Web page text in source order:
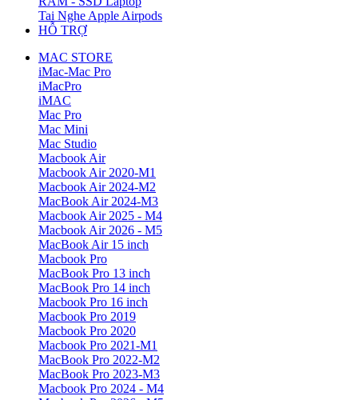
Tai Nghe Apple Airpods
HỖ TRỢ
MAC STORE
iMac-Mac Pro
iMacPro
iMAC
Mac Pro
Mac Mini
Mac Studio
Macbook Air
Macbook Air 2020-M1
Macbook Air 2024-M2
MacBook Air 2024-M3
Macbook Air 2025 - M4
Macbook Air 2026 - M5
MacBook Air 15 inch
Macbook Pro
MacBook Pro 13 inch
MacBook Pro 14 inch
Macbook Pro 16 inch
Macbook Pro 2019
Macbook Pro 2020
Macbook Pro 2021-M1
MacBook Pro 2022-M2
MacBook Pro 2023-M3
Macbook Pro 2024 - M4